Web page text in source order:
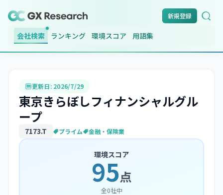
新規登録
会社検索 ランキング 環境スコア 用語集
更新日: 2026/7/29
東京きらぼしフィナンシャルグル
ープ
7173.T プライム 金融・保険業
環境スコア
95点
全0社中